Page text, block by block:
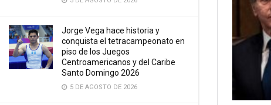
Jorge Vega hace historia y
conquista el tetracampeonato en
piso de los Juegos
Centroamericanos y del Caribe
Santo Domingo 2026
5 DE AGOSTO DE 2026